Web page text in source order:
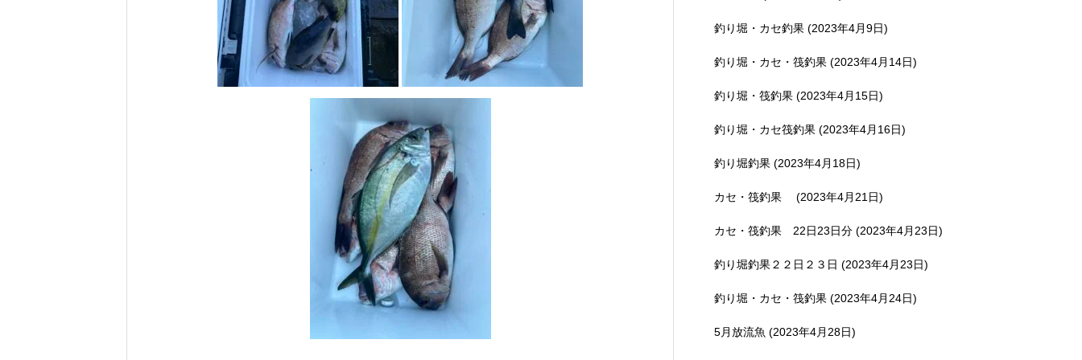
釣り堀・カセ釣果 (2023年4月9日)
釣り堀・カセ・筏釣果 (2023年4月14日)
釣り堀・筏釣果 (2023年4月15日)
釣り堀・カセ筏釣果 (2023年4月16日)
釣り堀釣果 (2023年4月18日)
カセ・筏釣果 (2023年4月21日)
カセ・筏釣果 22日23日分 (2023年4月23日)
釣り堀釣果２２日２３日 (2023年4月23日)
釣り堀・カセ・筏釣果 (2023年4月24日)
5月放流魚 (2023年4月28日)